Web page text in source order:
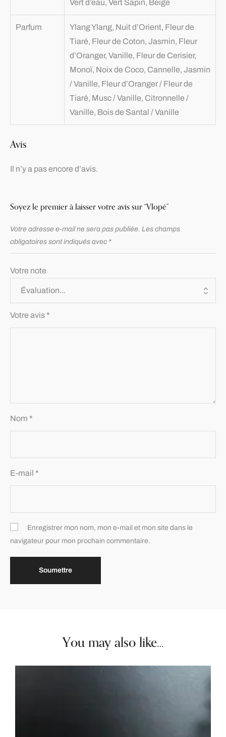
Vert d’eau, Vert Sapin, Beige
Parfum
Ylang Ylang, Nuit d’Orient, Fleur de
Tiaré, Fleur de Coton, Jasmin, Fleur
d’Oranger, Vanille, Fleur de Cerisier,
Monoï, Noix de Coco, Cannelle, Jasmin
/ Vanille, Fleur d’Oranger / Fleur de
Tiaré, Musc / Vanille, Citronnelle /
Vanille, Bois de Santal / Vanille
Avis
Il n’y a pas encore d’avis.
Soyez le premier à laisser votre avis sur “Vlopé”
Votre adresse e-mail ne sera pas publiée. Les champs
obligatoires sont indiqués avec *
Votre note
Votre avis *
Nom *
E-mail *
Enregistrer mon nom, mon e-mail et mon site dans le
navigateur pour mon prochain commentaire.
You may also like…